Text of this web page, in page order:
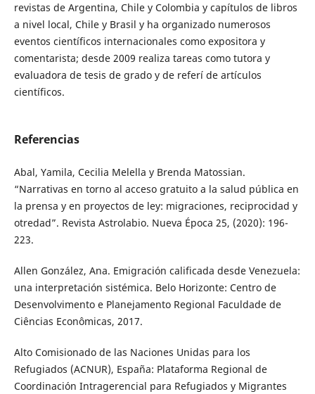
revistas de Argentina, Chile y Colombia y capítulos de libros
a nivel local, Chile y Brasil y ha organizado numerosos
eventos científicos internacionales como expositora y
comentarista; desde 2009 realiza tareas como tutora y
evaluadora de tesis de grado y de referí de artículos
científicos.
Referencias
Abal, Yamila, Cecilia Melella y Brenda Matossian.
“Narrativas en torno al acceso gratuito a la salud pública en
la prensa y en proyectos de ley: migraciones, reciprocidad y
otredad”. Revista Astrolabio. Nueva Época 25, (2020): 196-
223.
Allen González, Ana. Emigración calificada desde Venezuela:
una interpretación sistémica. Belo Horizonte: Centro de
Desenvolvimento e Planejamento Regional Faculdade de
Ciências Econômicas, 2017.
Alto Comisionado de las Naciones Unidas para los
Refugiados (ACNUR), España: Plataforma Regional de
Coordinación Intragerencial para Refugiados y Migrantes